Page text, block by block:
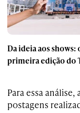
Da ideia aos shows:
primeira edição do
Para essa
postagens